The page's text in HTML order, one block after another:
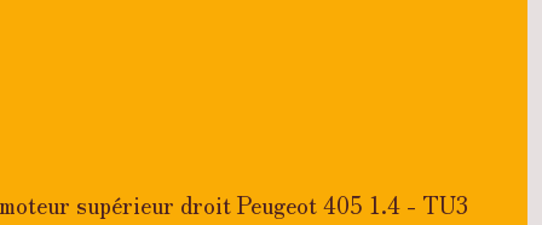
supérieur droit Peugeot 405 1.4 - TU3